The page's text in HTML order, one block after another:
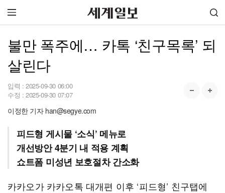
불만 폭주에… 카톡 ‘친구목록’ 되
살린다
입력 : 2025-09-30 06:00
수정 : 2025-09-30 07:07
이정한 기자 han@segye.com
피드형 게시물 ‘소식’ 메뉴로
개선방안 4분기 내 적용 계획
쇼트폼 미성년 보호절차 간소화
카카오가 카카오톡 대개편 이후 ‘피드형’ 친구탭에